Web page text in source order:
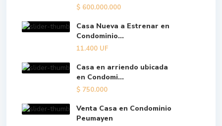
$ 600.000.000
Casa Nueva a Estrenar en
Condominio...
11.400 UF
Casa en arriendo ubicada
en Condomi...
$ 750.000
Venta Casa en Condominio
Peumayen